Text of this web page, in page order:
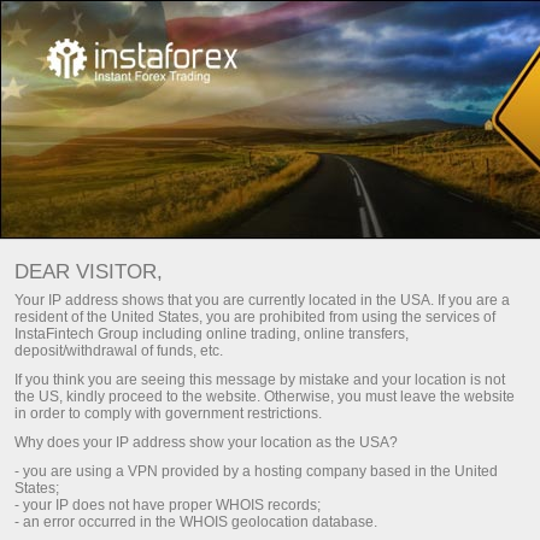
Principal Para Traders
Para traders da InstaTrade
Esta seção é direcionada àqueles que operam no Forex.
Aqui, você terá uma visão sobre as condições de
negociação com a InstaTrade. Além disso, você aprenderá
sobre maneiras de depositar sua conta e retirar dinheiro dela.
Você receberá artigos analíticos, gráficos, análises em vídeo
dos mercados financeiros, atualizações de notícias,
concursos, campanhas promocionais, projetos esportivos da
InstaTrade etc..
DEAR VISITOR,
Your IP address shows that you are currently located in the USA. If you are a
resident of the United States, you are prohibited from using the services of
InstaFintech Group including online trading, online transfers,
deposit/withdrawal of funds, etc.
If you think you are seeing this message by mistake and your location is not
the US, kindly proceed to the website. Otherwise, you must leave the website
in order to comply with government restrictions.
Why does your IP address show your location as the USA?
- you are using a VPN provided by a hosting company based in the United
States;
- your IP does not have proper WHOIS records;
- an error occurred in the WHOIS geolocation database.